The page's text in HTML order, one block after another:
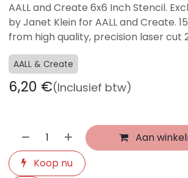
AALL and Create 6x6 Inch Stencil.
by Janet Klein for AALL and Create.
from high quality, precision laser cut
AALL & Create
6,20 €(Inclusief btw)
Aan
Koop nu